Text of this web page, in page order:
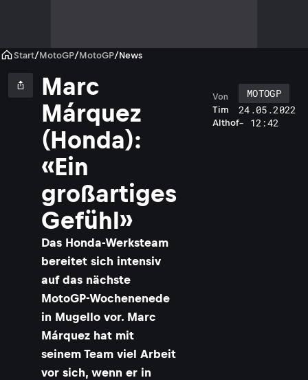
Start/MotoGP/MotoGP/News
Marc
Márquez
(Honda):
«Ein
großartiges
Gefühl»
Das Honda-Werksteam
bereitet sich intensiv
auf das nächste
MotoGP-Wochenenede
in Mugello vor. Marc
Márquez hat mit
seinem Team viel Arbeit
vor sich, wenn er in
Tim
Althof
Von
MOTOGP
24.05.2022
- 12:42